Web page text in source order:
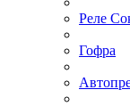
Реле
Гофра